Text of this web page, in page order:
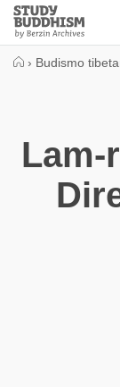
Close
Study
Buddhism
› Budismo
Lam-